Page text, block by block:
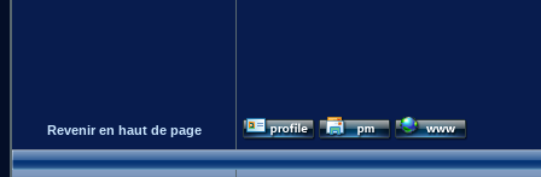
Revenir en haut de page